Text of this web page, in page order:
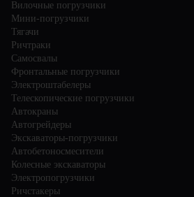
Вилочные погрузчики
Мини-погрузчики
Тягачи
Ричтраки
Самосвалы
Фронтальные погрузчики
Электроштабелеры
Телескопические погрузчики
Автокраны
Автогрейдеры
Экскаваторы-погрузчики
Автобетоносмесители
Колесные экскаваторы
Электропогрузчики
Ричстакеры